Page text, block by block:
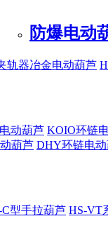
轨器
防爆电动
冶金电动葫芦
动葫芦 KOIO环链
葫芦 DHY环链电
C型手拉葫芦 HS-VT